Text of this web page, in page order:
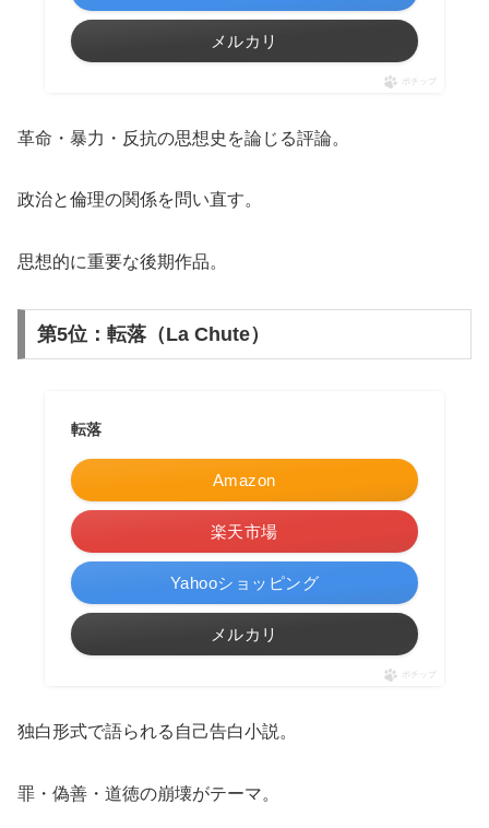
メルカリ
ポチップ
革命・暴力・反抗の思想史を論じる評論。
政治と倫理の関係を問い直す。
思想的に重要な後期作品。
第5位：転落（La Chute）
転落
Amazon
楽天市場
Yahooショッピング
メルカリ
ポチップ
独白形式で語られる自己告白小説。
罪・偽善・道徳の崩壊がテーマ。